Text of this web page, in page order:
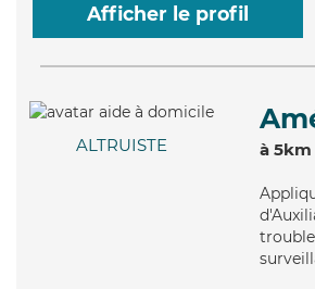
Afficher le profil
ALTRUISTE à 5km